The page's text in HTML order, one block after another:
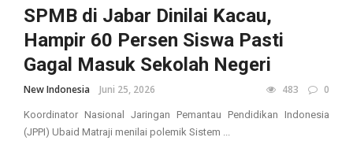
SPMB di Jabar Dinilai Kacau,
Hampir 60 Persen Siswa Pasti
Gagal Masuk Sekolah Negeri
New Indonesia Juni 25, 2026 483 0
Koordinator Nasional Jaringan Pemantau Pendidikan Indonesia
(JPPI) Ubaid Matraji menilai polemik Sistem ...